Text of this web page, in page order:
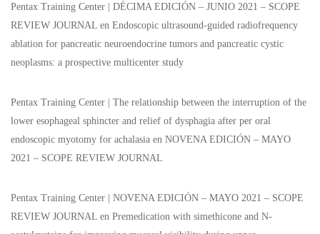
Pentax Training Center | DÉCIMA EDICIÓN – JUNIO 2021 – SCOPE
REVIEW JOURNAL en Endoscopic ultrasound-guided radiofrequency
ablation for pancreatic neuroendocrine tumors and pancreatic cystic
neoplasms: a prospective multicenter study
Pentax Training Center | The relationship between the interruption of the
lower esophageal sphincter and relief of dysphagia after per oral
endoscopic myotomy for achalasia en NOVENA EDICIÓN – MAYO
2021 – SCOPE REVIEW JOURNAL
Pentax Training Center | NOVENA EDICIÓN – MAYO 2021 – SCOPE
REVIEW JOURNAL en Premedication with simethicone and N-